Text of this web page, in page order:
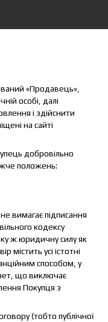
«Продавець»,
особі, далі
і здійснити
на сайті
добровільно
положень:
вимагає підписання
кодексу
ж юридичну силу як
містить усі істотні
способом, у
що виключає
Покупця з
(тобто публічної